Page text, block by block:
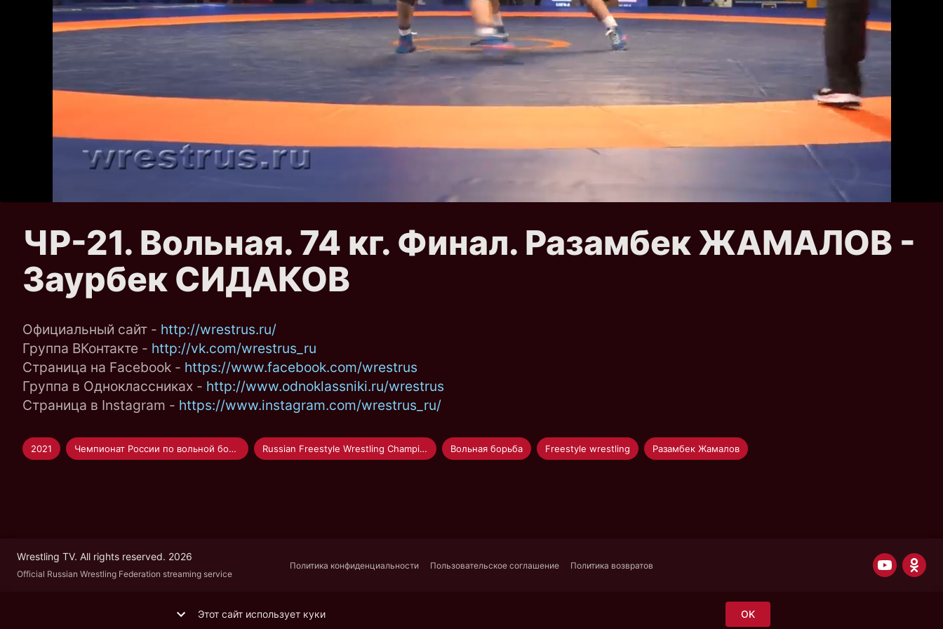
ЧР-21. Вольная. 74 кг. Финал. Разамбек ЖАМАЛОВ -
Заурбек СИДАКОВ
Официальный сайт - http://wrestrus.ru/
Группа ВКонтакте - http://vk.com/wrestrus_ru
Страница на Facebook - https://www.facebook.com/wrestrus
Группа в Одноклассниках - http://www.odnoklassniki.ru/wrestrus
Страница в Instagram - https://www.instagram.com/wrestrus_ru/
2021 Чемпионат России по вольной борьбе 2021 Russian Freestyle Wrestling Championship 2021 Вольная борьба Freestyle wrestling Разамбек Жамалов
Wrestling TV. All rights reserved. 2026
Official Russian Wrestling Federation streaming service
Политика конфиденциальности Пользовательское соглашение Политика возвратов
Этот сайт использует куки OK